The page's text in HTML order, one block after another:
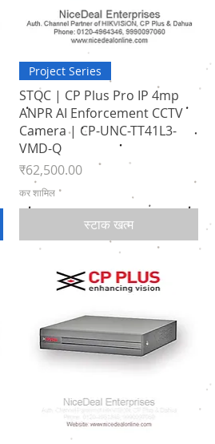
त्वरित दृश्य
Project Series
STQC | CP Plus Pro IP 4mp
ANPR AI Enforcement CCTV
Camera | CP-UNC-TT41L3-
VMD-Q
मूल्य
₹62,500.00
कर शामिल
स्टाक खत्म